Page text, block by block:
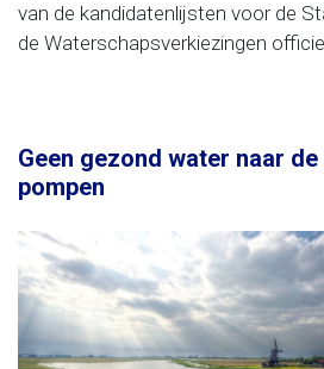
van de kandidatenlijsten voor de
de Waterschapsverkiezingen
Geen gezond water naar de
pompen